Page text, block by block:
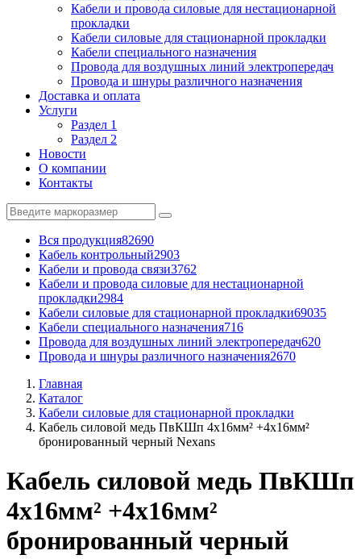
Кабели и провода силовые для нестационарной
прокладки
Кабели силовые для стационарной прокладки
Кабели специального назначения
Провода для воздушных линий электропередач
Провода и шнуры различного назначения
Доставка и оплата
Услуги
Раздел 1
Раздел 2
Новости
О компании
Контакты
Вся продукция82690
Кабель контрольный2903
Кабели и провода связи3762
Кабели и провода силовые для нестационарной
прокладки2984
Кабели силовые для стационарной прокладки69035
Кабели специального назначения716
Провода для воздушных линий электропередач620
Провода и шнуры различного назначения2670
Главная
Каталог
Кабели силовые для стационарной прокладки
Кабель силовой медь ПвКШп 4x16мм² +4x16мм²
бронированный черный Nexans
Кабель силовой медь ПвКШп
4x16мм² +4x16мм²
бронированный черный